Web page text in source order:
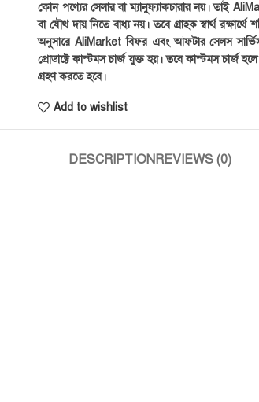
কোন পণ্যের সেলার বা ম্যানুফ্যাকচারার নয়। তাই
বা যৌথ দায় নিতে বাধ্য নয়। তবে গ্রাহক স্বার্থ রক্ষার্থে
অনুসারে AliMarket বিফর এবং আফটার সেলস
প্রোডাক্টে কাস্টমস চার্জ যুক্ত হয়। তবে কাস্টমস চার্জ
গ্রহণ করতে হবে।
Add to wishlist
DESCRIPTIONREVIEWS (0)